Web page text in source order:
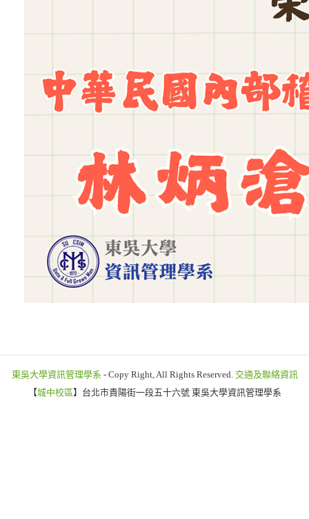
東吳大學資訊管理學系 - Copy Right, All Rights Reserved. 交通及聯絡資訊
【城中校區】台北市貴陽街一段五十六號 東吳大學資訊管理學系